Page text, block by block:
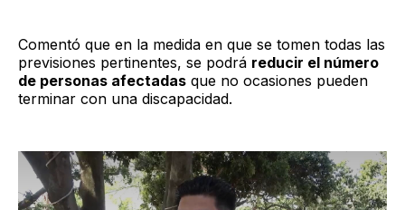
Comentó que en la medida en que se tomen todas las
previsiones pertinentes, se podrá reducir el número
de personas afectadas que no ocasiones pueden
terminar con una discapacidad.